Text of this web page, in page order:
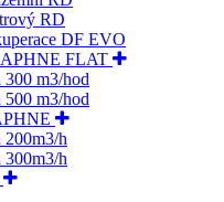
RD
DF EVO
FLAT
m3/hod
m3/hod
h
h